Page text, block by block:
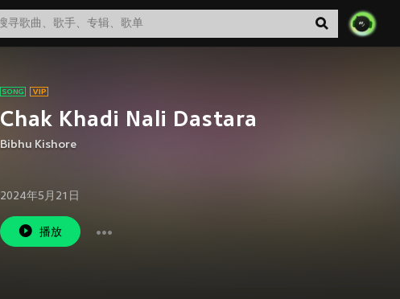
Chak Khadi Nali Dastara
Bibhu Kishore
2024年5月21日
播放